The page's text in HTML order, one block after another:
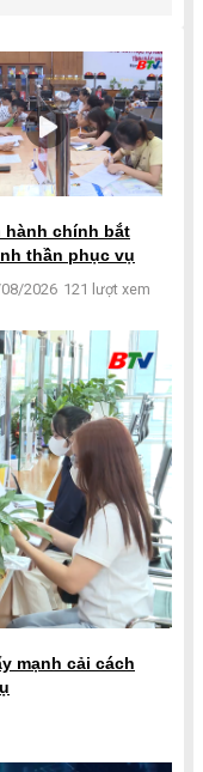
hành chính bắt
thần phục vụ
2026 121 lượt xem
mạnh cải cách